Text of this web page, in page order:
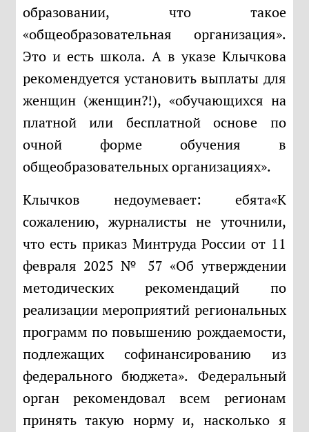
образовании, что такое
«общеобразовательная организация».
Это и есть школа. А в указе Клычкова
рекомендуется установить выплаты для
женщин (женщин?!), «обучающихся на
платной или бесплатной основе по
очной форме обучения в
общеобразовательных организациях».
Клычков недоумевает: ебята«К
сожалению, журналисты не уточнили,
что есть приказ Минтруда России от 11
февраля 2025 № 57 «Об утверждении
методических рекомендаций по
реализации мероприятий региональных
программ по повышению рождаемости,
подлежащих софинансированию из
федерального бюджета». Федеральный
орган рекомендовал всем регионам
принять такую норму и, насколько я